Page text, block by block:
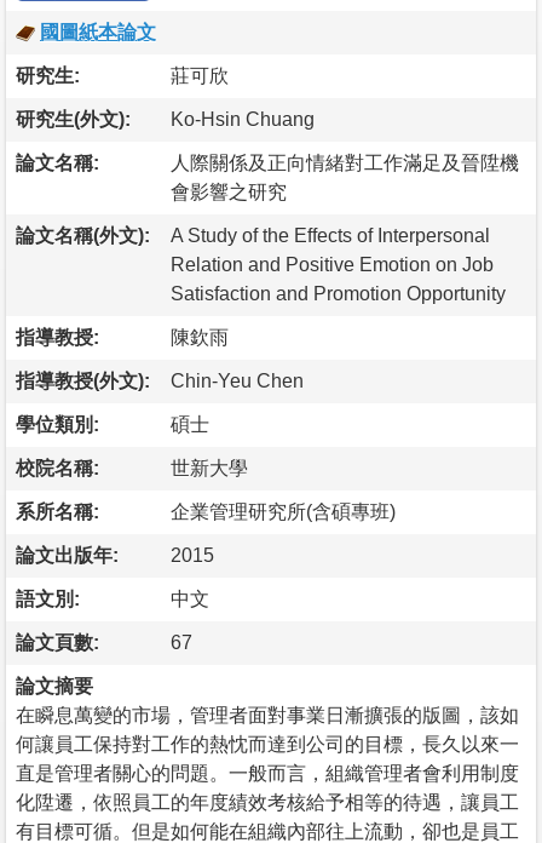
國圖紙本論文
研究生: 莊可欣
研究生(外文): Ko-Hsin Chuang
論文名稱:
人際關係及正向情緒對工作滿足及晉陞機
會影響之研究
論文名稱(外文):
A Study of the Effects of Interpersonal
Relation and Positive Emotion on Job
Satisfaction and Promotion Opportunity
指導教授: 陳欽雨
指導教授(外文): Chin-Yeu Chen
學位類別: 碩士
校院名稱: 世新大學
系所名稱: 企業管理研究所(含碩專班)
論文出版年: 2015
語文別: 中文
論文頁數: 67
論文摘要
在瞬息萬變的市場，管理者面對事業日漸擴張的版圖，該如
何讓員工保持對工作的熱忱而達到公司的目標，長久以來一
直是管理者關心的問題。一般而言，組織管理者會利用制度
化陞遷，依照員工的年度績效考核給予相等的待遇，讓員工
有目標可循。但是如何能在組織內部往上流動，卻也是員工